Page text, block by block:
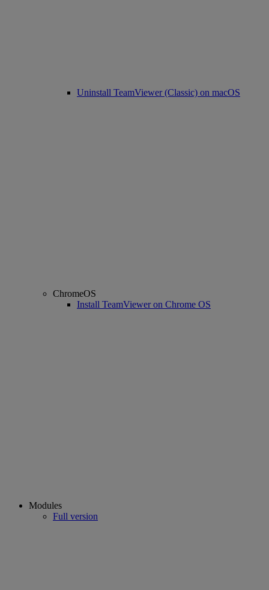
Uninstall TeamViewer (Classic) on macOS
ChromeOS
Install TeamViewer on Chrome OS
Modules
Full version